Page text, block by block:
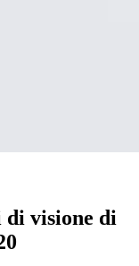
di visione di